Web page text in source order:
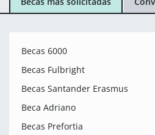
Becas 6000
Becas Fulbright
Becas Santander Erasmus
Beca Adriano
Becas Prefortia